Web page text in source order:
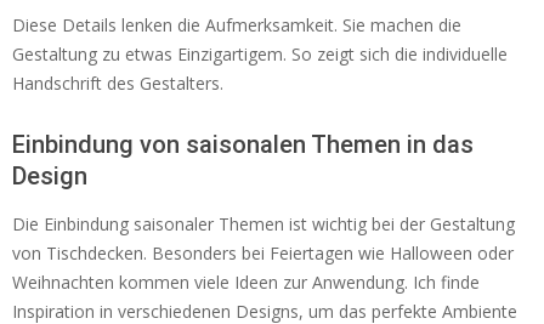
Diese Details lenken die Aufmerksamkeit. Sie machen die
Gestaltung zu etwas Einzigartigem. So zeigt sich die individuelle
Handschrift des Gestalters.
Einbindung von saisonalen Themen in das
Design
Die Einbindung saisonaler Themen ist wichtig bei der Gestaltung
von Tischdecken. Besonders bei Feiertagen wie Halloween oder
Weihnachten kommen viele Ideen zur Anwendung. Ich finde
Inspiration in verschiedenen Designs, um das perfekte Ambiente